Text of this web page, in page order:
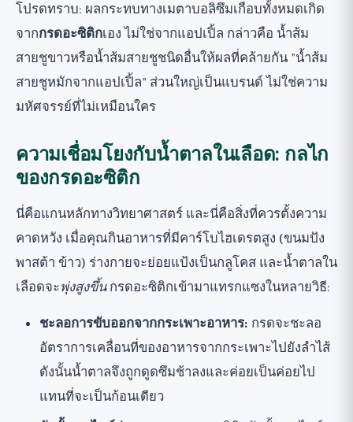
โปรดทราบ: ผลกระทบทางเมตาบอลิซึมเกือบทั้งหมดเกิด
จากกรดอะซิติกเอง ไม่ใช่จากแอปเปิ้ล กล่าวคือ น้ำส้ม
สายชูขาวหรือน้ำส้มสายชูชนิดอื่นให้ผลที่คล้ายกัน "น้ำส้ม
สายชูหมักจากแอปเปิ้ล" ส่วนใหญ่เป็นแบรนด์ ไม่ใช่ความ
มหัศจรรย์ที่ไม่เหมือนใคร
ความเชื่อมโยงกับน้ำตาลในเลือด: กลไก
ของกรดอะซิติก
นี่คือแกนหลักทางวิทยาศาสตร์ และนี่คือสิ่งที่ควรตั้งความ
คาดหวัง เมื่อคุณกินอาหารที่มีคาร์โบไฮเดรตสูง (ขนมปัง
พาสต้า ข้าว) ร่างกายจะย่อยแป้งเป็นกลูโคส และน้ำตาลใน
เลือดจะพุ่งสูงขึ้นกรดอะซิติกเข้ามาแทรกแซงในหลายวิธี:
ชะลอการขับออกจากกระเพาะอาหาร: กรดจะชะลอ
อัตราการเคลื่อนที่ของอาหารจากกระเพาะไปยังลำไส้
ดังนั้นน้ำตาลจึงถูกดูดซึมช้าลงและค่อยเป็นค่อยไป
แทนที่จะเป็นก้อนเดียว